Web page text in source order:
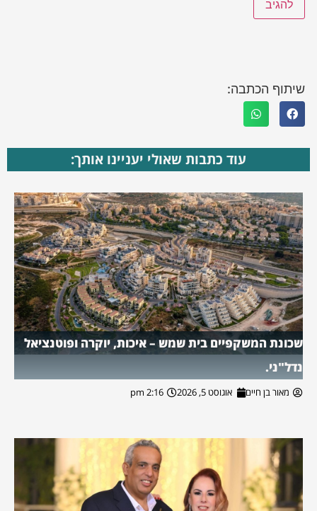
שיתוף הכתבה:
עוד כתבות שאולי יעניינו אותך:
שכונת המשקפיים בית שמש – איכות, יוקרה ופוטנציאל
נדל"ני.
מאור בן חיים אוגוסט 5, 2026 2:16 pm